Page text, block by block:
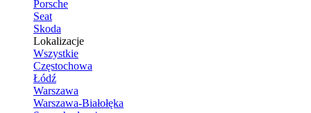
Porsche
Seat
Skoda
Lokalizacje
Wszystkie
Częstochowa
Łódź
Warszawa
Warszawa-Białołęka